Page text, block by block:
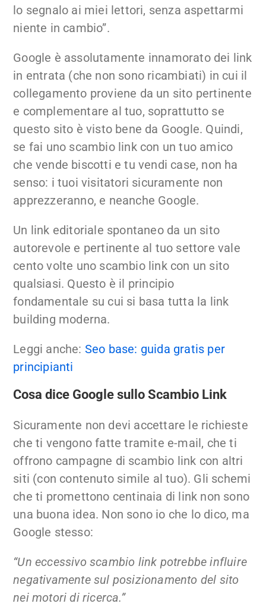
lo segnalo ai miei lettori, senza aspettarmi
niente in cambio”.
Google è assolutamente innamorato dei link
in entrata (che non sono ricambiati) in cui il
collegamento proviene da un sito pertinente
e complementare al tuo, soprattutto se
questo sito è visto bene da Google. Quindi,
se fai uno scambio link con un tuo amico
che vende biscotti e tu vendi case, non ha
senso: i tuoi visitatori sicuramente non
apprezzeranno, e neanche Google.
Un link editoriale spontaneo da un sito
autorevole e pertinente al tuo settore vale
cento volte uno scambio link con un sito
qualsiasi. Questo è il principio
fondamentale su cui si basa tutta la link
building moderna.
Leggi anche: Seo base: guida gratis per
principianti
Cosa dice Google sullo Scambio Link
Sicuramente non devi accettare le richieste
che ti vengono fatte tramite e-mail, che ti
offrono campagne di scambio link con altri
siti (con contenuto simile al tuo). Gli schemi
che ti promettono centinaia di link non sono
una buona idea. Non sono io che lo dico, ma
Google stesso:
“Un eccessivo scambio link potrebbe influire
negativamente sul posizionamento del sito
nei motori di ricerca.”